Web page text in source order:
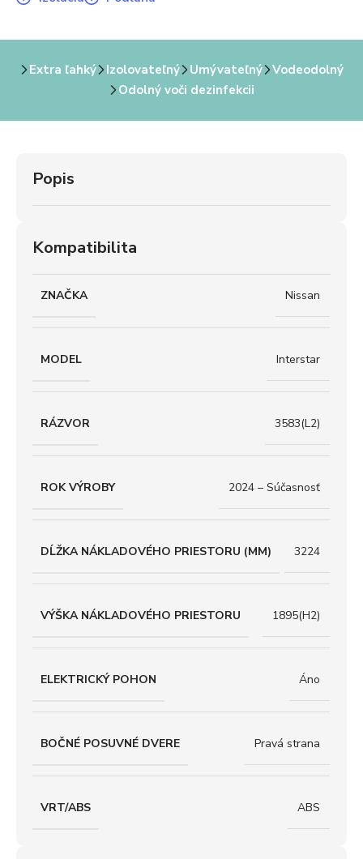
Extra ľahký Izolovateľný Umývateľný
Vodeodolný
Odolný voči dezinfekcii
Popis
Kompatibilita
ZNAČKA Nissan
MODEL Interstar
RÁZVOR 3583(L2)
ROK VÝROBY 2024 – Súčasnosť
DĹŽKA NÁKLADOVÉHO PRIESTORU (MM) 3224
VÝŠKA NÁKLADOVÉHO PRIESTORU 1895(H2)
ELEKTRICKÝ POHON Áno
BOČNÉ POSUVNÉ DVERE Pravá strana
VRT/ABS ABS